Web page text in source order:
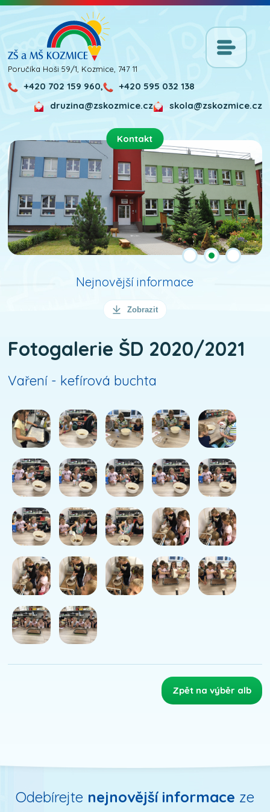
Poručíka Hoši 59/1, Kozmice, 747 11
+420 702 159 960,
+420 595 032 138
skola@zskozmice.cz
druzina@zskozmice.cz
Nejnovější informace
Zobrazit
Fotogalerie ŠD 2020/2021
Vaření - kefírová buchta
Zpět na výběr alb
Odebírejte nejnovější informace ze